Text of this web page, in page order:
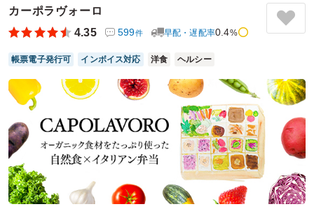
ご利用シーン：
会議
参加者の年齢：40代～50代男女比：男性多め
神奈川県海老名市上郷
2026/02/25
やまなし富士の口コミをもっと見る
カーポラヴォーロ
4.35
599件 早配・遅配率0.4%
帳票電子発行可 インボイス対応 洋食 ヘルシー